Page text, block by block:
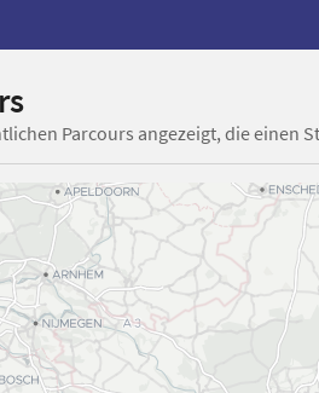
Parcours angezeigt, die einen